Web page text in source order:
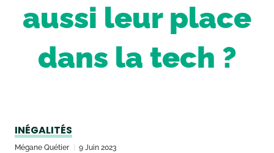
aussi leur place
dans la tech ?
INÉGALITÉS
Mégane Quétier 9 Juin 2023